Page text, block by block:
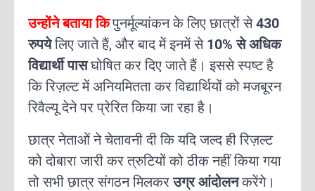
उन्होंने बताया किपुनर्मूल्यांकन के लिए छात्रों से430
रुपयेलिए जाते हैं, और बाद में इनमें से 10% से अधिक
विद्यार्थी पासघोषित कर दिए जाते हैं। इससे स्पष्ट है
कि रिज़ल्ट में अनियमितता कर विद्यार्थियों को मजबूरन
रिवैल्यू देने पर प्रेरित किया जा रहा है।
छात्र नेताओं ने चेतावनी दी कि यदि जल्द ही रिज़ल्ट
को दोबारा जारी कर त्रुटियों को ठीक नहीं किया गया
तो सभी छात्र संगठन मिलकरउग्र आंदोलनकरेंगे।